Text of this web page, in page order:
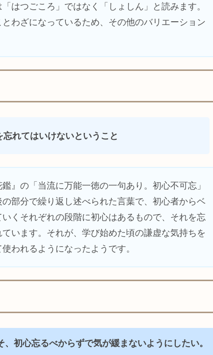
はつごころ」ではなく「しょしん」と読みます。
とわざになっているため、その他のバリエーション
れてはいけないということ
』の「当流に万能一徳の一句あり。初心不可忘」
部分で繰り返し述べられた言葉で、初心者からベ
くそれぞれの段階に初心はあるもので、それを忘
います。それが、学び始めた頃の謙虚な気持ちを
われるようになったようです。
初心忘るべからずで気が緩まないようにしたい。